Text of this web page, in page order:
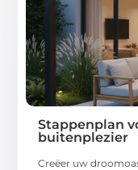
Stappenplan
buitenplezier
Creëer uw